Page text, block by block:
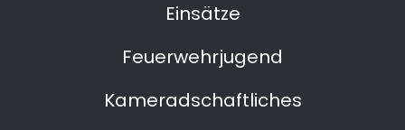
Einsätze
Feuerwehrjugend
Kameradschaftliches